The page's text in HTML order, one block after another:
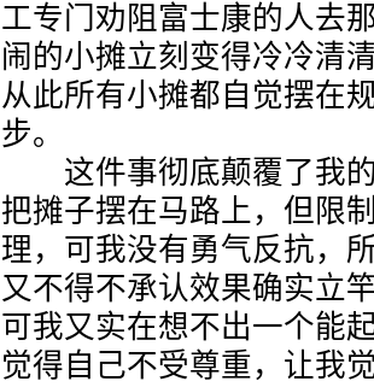
工专门劝阻富士康的人去
闹的小摊立刻变得冷冷清
从此所有小摊都自觉摆在
步。
这件事彻底颠覆了我的
把摊子摆在马路上，但限
理，可我没有勇气反抗，
又不得不承认效果确实立
可我又实在想不出一个能
觉得自己不受尊重，让